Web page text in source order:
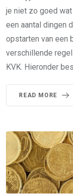
je niet zo goed
een aantal dingen
opstarten van een
verschillende
KVK. Hieronder
READ MORE